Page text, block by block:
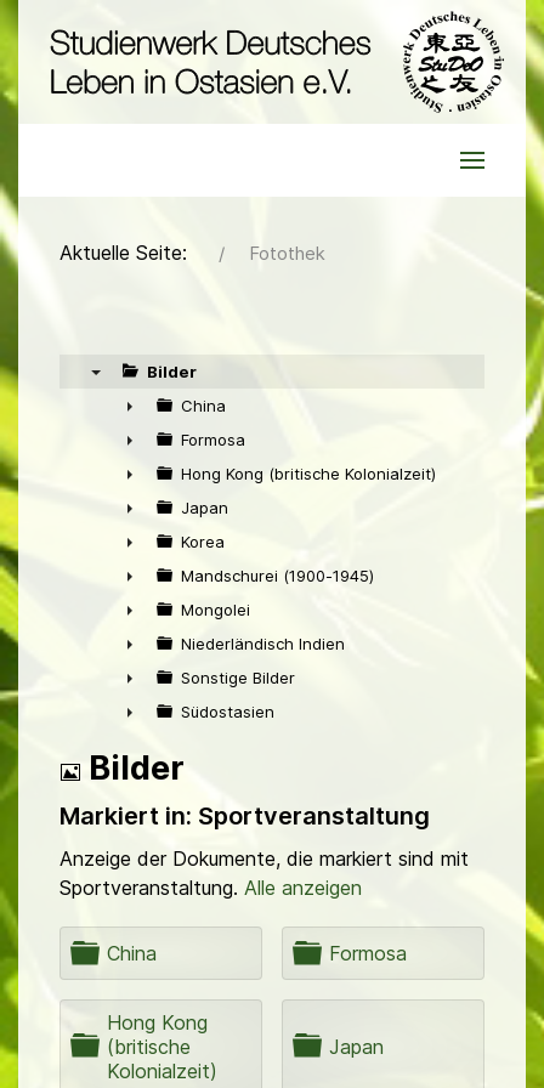
Aktuelle Seite: Fotothek
Bilder
►
China
►
Formosa
►
Hong Kong (britische Kolonialzeit)
►
Japan
►
Korea
►
Mandschurei (1900-1945)
►
Mongolei
►
Niederländisch Indien
►
Sonstige Bilder
Südostasien
Bild
Bilder
Markiert in: Sportveranstaltung
Anzeige der Dokumente, die markiert sind mit
Sportveranstaltung. Alle anzeigen
O
r
d
n
e
China
O
r
d
e
Formosa
O
Hong Kong
(britische
Kolonialzeit)
O Japan